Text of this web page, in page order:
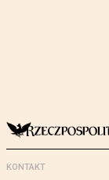
KONTAKT